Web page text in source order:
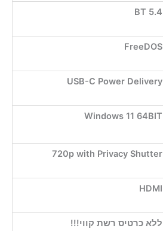
BT 5.4
FreeDOS
USB-C Power Delivery
Windows 11 64BIT
720p with Privacy Shutter
HDMI
ללא כרטיס רשת קווי!!!